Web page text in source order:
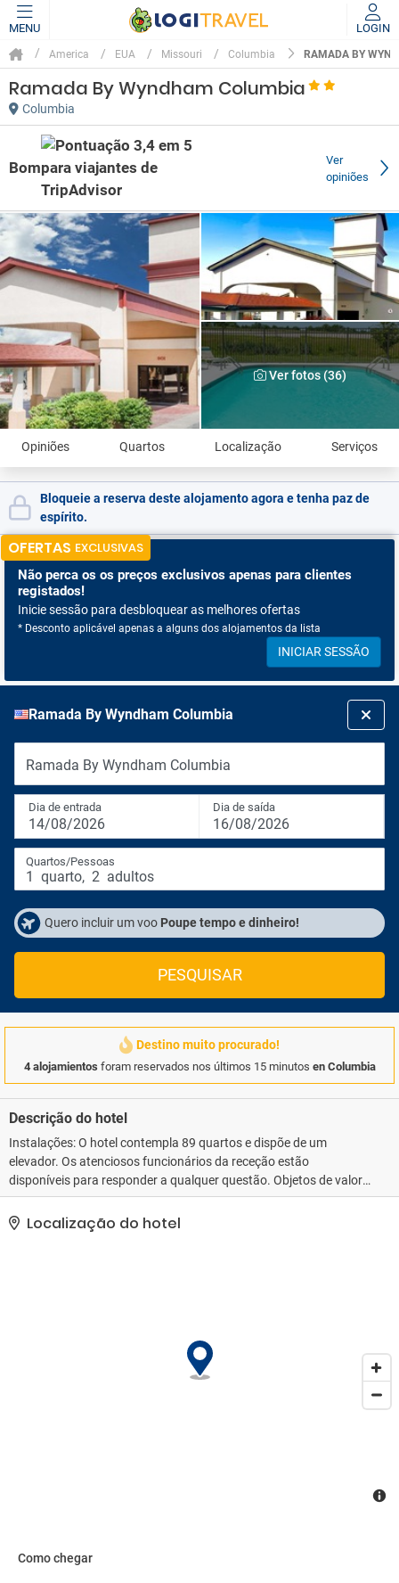
MENU LOGIN
America EUA Missouri Columbia RAMADA BY
Ramada By Wyndham Columbia
Columbia
Bom
Ver
opiniões
Ver fotos (36)
Opiniões Quartos Localização Serviços
Bloqueie a reserva deste alojamento agora e tenha paz de
espírito.
OFERTAS EXCLUSIVAS
Não perca os os preços exclusivos apenas para clientes
registados!
Inicie sessão para desbloquear as melhores ofertas
* Desconto aplicável apenas a alguns dos alojamentos da lista
INICIAR SESSÃO
Ramada By Wyndham Columbia
Ramada By Wyndham Columbia
Dia de entrada
14/08/2026
Dia de saída
16/08/2026
Quartos/Pessoas
1 quarto, 2 adultos
Quero incluir um voo Poupe tempo e dinheiro!
PESQUISAR
Destino muito procurado!
4 alojamientos foram reservados nos últimos 15 minutos en Columbia
Descrição do hotel
Instalações: O hotel contempla 89 quartos e dispõe de um
elevador. Os atenciosos funcionários da receção estão
disponíveis para responder a qualquer questão. Objetos de valor
podem ser guardados em segurança no cofre. Os hóspedes
podem conectar-se à internet via wi-fi. O estabelecimento conta
com uma série de instalações adaptadas a pessoas com
diário está ao dispor dos hóspedes sem custos adicionais. O
centro de negócios dispõe de uma máquina de fax, facilitando as
Localização do hotel
Como chegar